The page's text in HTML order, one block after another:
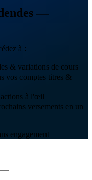
—
à :
& variations de cours
vos comptes titres &
à l'œil
versements en un
engagement